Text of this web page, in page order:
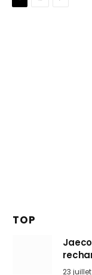
TOP
arrive
23